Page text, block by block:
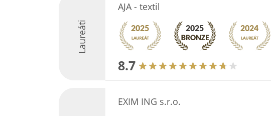
Laureáti
AJA - textil
8.7
EXIM ING s.r.o.